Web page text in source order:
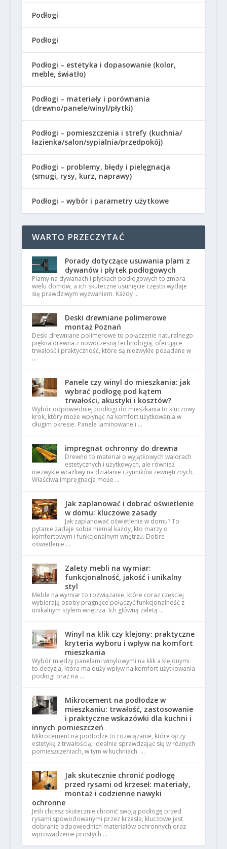
Podłogi
Podłogi
Podłogi – estetyka i dopasowanie (kolor,
meble, światło)
Podłogi – materiały i porównania
(drewno/panele/winyl/płytki)
Podłogi – pomieszczenia i strefy (kuchnia/
łazienka/salon/sypialnia/przedpokój)
Podłogi – problemy, błędy i pielęgnacja
(smugi, rysy, kurz, naprawy)
Podłogi – wybór i parametry użytkowe
WARTO PRZECZYTAĆ
Porady dotyczące usuwania plam z
dywanów i płytek podłogowych
Plamy na dywanach i płytkach podłogowych to zmora
wielu domów, a ich skuteczne usunięcie często wydaje
się prawdziwym wyzwaniem. Każdy …
Deski drewniane polimerowe
montaż Poznań
Deski drewniane polimerowe to połączenie naturalnego
piękna drewna z nowoczesną technologią, oferujące
trwałość i praktyczność, które są niezwykle pożądane w
…
Panele czy winyl do mieszkania: jak
wybrać podłogę pod kątem
trwałości, akustyki i kosztów?
Wybór odpowiedniej podłogi do mieszkania to kluczowy
krok, który może wpłynąć na komfort użytkowania w
długim okresie. Panele laminowane i …
impregnat ochronny do drewna
Drewno to materiał o wyjątkowych walorach
estetycznych i użytkowych, ale również
niezwykle wrażliwy na działanie czynników zewnętrznych.
Właściwa impregnacja może …
Jak zaplanować i dobrać oświetlenie
w domu: kluczowe zasady
Jak zaplanować oświetlenie w domu? To
pytanie zadaje sobie niemal każdy, kto marzy o
komfortowym i funkcjonalnym wnętrzu. Dobre
oświetlenie …
Zalety mebli na wymiar:
funkcjonalność, jakość i unikalny
styl
Meble na wymiar to rozwiązanie, które coraz częściej
wybierają osoby pragnące połączyć funkcjonalność z
unikalnym stylem wnętrza. Ich główną zaletą …
Winyl na klik czy klejony: praktyczne
kryteria wyboru i wpływ na komfort
mieszkania
Wybór między panelami winylowymi na klik a klejonymi
to decyzja, która ma duży wpływ na komfort użytkowania
podłogi oraz na …
Mikrocement na podłodze w
mieszkaniu: trwałość, zastosowanie
i praktyczne wskazówki dla kuchni i
innych pomieszczeń
Mikrocement na podłodze to rozwiązanie, które łączy
estetykę z trwałością, idealnie sprawdzając się w różnych
pomieszczeniach, w tym w kuchniach. …
Jak skutecznie chronić podłogę
przed rysami od krzeseł: materiały,
montaż i codzienne nawyki
ochronne
Jeśli chcesz skutecznie chronić swoją podłogę przed
rysami spowodowanymi przez krzesła, kluczowe jest
dobranie odpowiednich materiałów ochronnych oraz
wprowadzenie prostych …